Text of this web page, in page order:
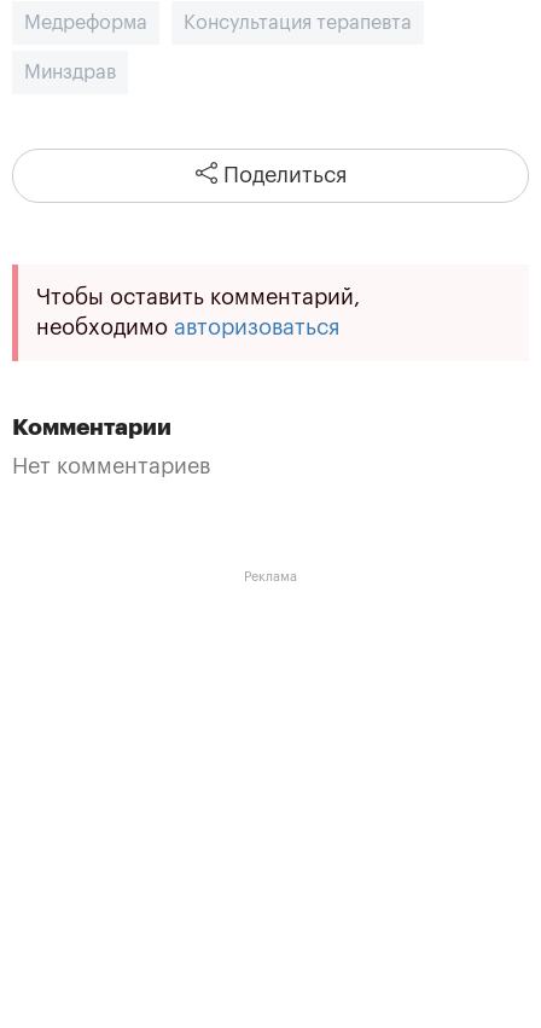
Медреформа Консультация терапевта
Минздрав
Поделиться
Чтобы оставить комментарий,
необходимо авторизоваться
Комментарии
Нет комментариев
Реклама